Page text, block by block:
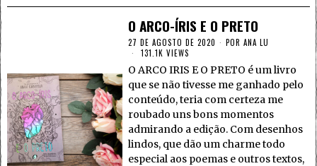
O ARCO-ÍRIS E O PRETO
27 DE AGOSTO DE 2020 PORANA LU
131.1K VIEWS
O ARCO IRIS E O PRETO é um livro
que se não tivesse me ganhado pelo
conteúdo, teria com certeza me
roubado uns bons momentos
admirando a edição. Com desenhos
lindos, que dão um charme todo
especial aos poemas e outros textos,